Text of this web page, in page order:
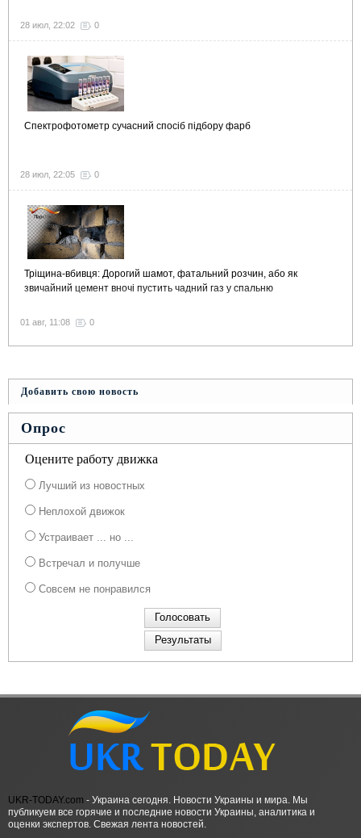
28 июл, 22:02 0
Спектрофотометр сучасний спосіб підбору фарб
28 июл, 22:05 0
Тріщина-вбивця: Дорогий шамот, фатальний розчин, або як
звичайний цемент вночі пустить чадний газ у спальню
01 авг, 11:08 0
Добавить свою новость
Опрос
Оцените работу движка
Лучший из новостных
Неплохой движок
Устраивает ... но ...
Встречал и получше
Совсем не понравился
UKR-TODAY.com - Украина сегодня. Новости Украины и мира. Мы
публикуем все горячие и последние новости Украины, аналитика и
оценки экспертов. Свежая лента новостей.